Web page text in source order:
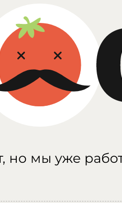
но мы уже